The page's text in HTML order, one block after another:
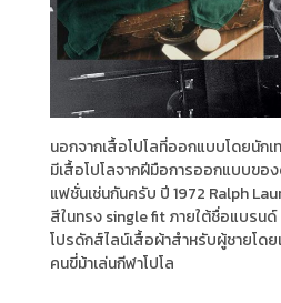
นอกจากเสื้อโปโลที่ออกแบบโดยนัก
มีเสื้อโปโลจากฝีมือการออกแบบขอ
แฟชั่นเช่นกันครับ ปี 1972 Ralph
สีในทรง single fit ภายใต้ชื่อแบรนด์
โปรดักส์ไลน์เสื้อผ้าสำหรับผู้ชายโดย
คนขี่ม้าเล่นกีฬาโปโล